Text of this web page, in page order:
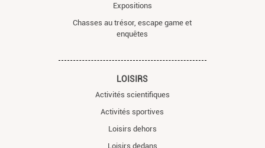
Expositions
Chasses au trésor, escape game et
enquêtes
LOISIRS
Activités scientifiques
Activités sportives
Loisirs dehors
Loisirs dedans